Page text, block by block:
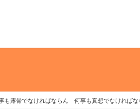
も露骨でなければならん 何事も真想でなければ